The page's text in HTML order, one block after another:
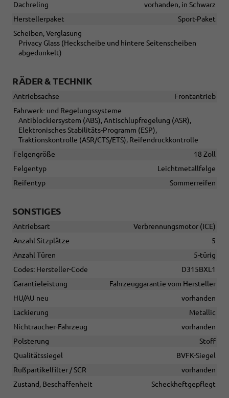
Dachreling
vorhanden, in Schwarz
Herstellerpaket
Sport-Paket
Scheiben, Verglasung
Privacy Glass (Heckscheibe und hintere Seitenscheiben
abgedunkelt)
RÄDER & TECHNIK
Antriebsachse
Frontantrieb
Fahrwerk- und Regelungssysteme
Antiblockiersystem (ABS), Antischlupfregelung (ASR),
Elektronisches Stabilitäts-Programm (ESP),
Traktionskontrolle (ASR/CTS/ETS), Reifendruckkontrolle
Felgengröße
18 Zoll
Felgentyp
Leichtmetallfelge
Reifentyp
Sommerreifen
SONSTIGES
Antriebsart
Verbrennungsmotor (ICE)
Anzahl Sitzplätze
5
Anzahl Türen
5-türig
Codes: Hersteller-Code
D315BXL1
Garantieleistung
Fahrzeuggarantie vom Hersteller
HU/AU neu
vorhanden
Lackierung
Metallic
Nichtraucher-Fahrzeug
vorhanden
Polsterung
Stoff
Qualitätssiegel
BVFK-Siegel
Rußpartikelfilter / SCR
vorhanden
Zustand, Beschaffenheit
Scheckheftgepflegt